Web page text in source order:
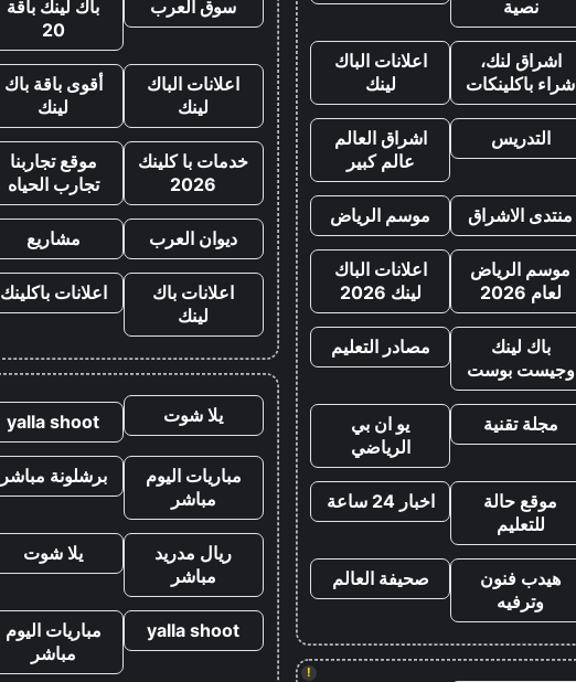
نصية
اشراق لنك،
شراء باكلينكات
اعلانات الباك
لينك
التدريس
اشراق العالم
عالم كبير
منتدى الاشراق موسم الرياض
موسم الرياض
لعام 2026
اعلانات الباك
لينك 2026
باك لينك
وجيست بوست
مصادر التعليم
مجلة تقنية
يو ان بي
الرياضي
موقع حالة
للتعليم
اخبار 24 ساعة
هيدب فنون
وترفيه
صحيفة العالم
!
سوق العرب
باك لينك باقة
20
اعلانات الباك
لينك
أقوى باقة باك
لينك
خدمات با كلينك
2026
موقع تجاربنا
تجارب الحياه
ديوان العرب مشاريع
اعلانات باك
لينك
اعلانات باكلينك
يلا شوت yalla shoot
مباريات اليوم
مباشر
برشلونة مباشر
ريال مدريد
مباشر
يلا شوت
yalla shoot
مباريات اليوم
مباشر